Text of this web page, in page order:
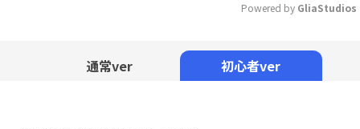
Powered by GliaStudios
通常ver 初心者ver